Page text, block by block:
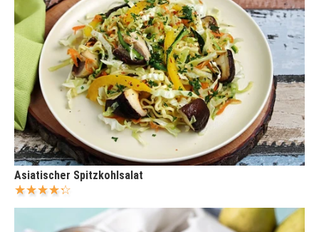
Asiatischer Spitzkohlsalat